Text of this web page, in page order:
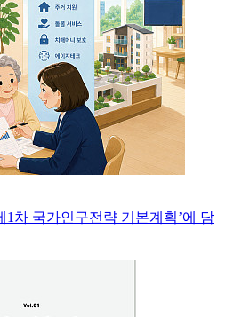
1차 국가인구전략 기본계획’에 담